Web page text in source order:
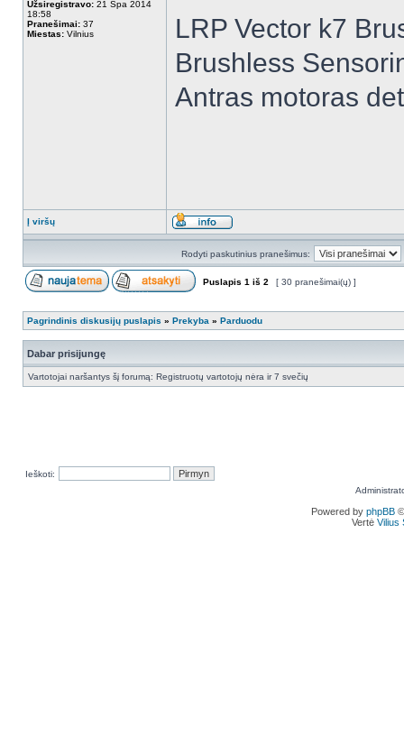
Užsiregistravo: 21 Spa 2014
18:58
Pranešimai: 37
Miestas: Vilnius
LRP Vector k7
Brushless
Antras motoras
Į viršų
Rodyti paskutinius pranešimus:
Puslapis 1 iš 2 [ 30 pranešimai(ų) ]
Pagrindinis diskusijų puslapis » Prekyba » Parduodu
Dabar prisijungę
Vartotojai naršantys šį forumą: Registruotų vartotojų nėra ir 7 svečių
Ieškoti:
Powered by phpBB
Vertė Vilius